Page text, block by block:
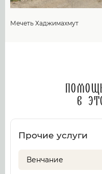
Мечеть Хаджимахмут
в
Прочие услуги
Венчание